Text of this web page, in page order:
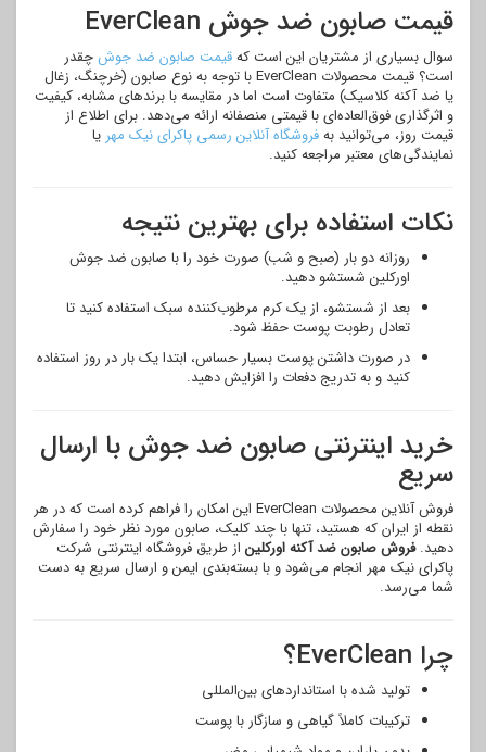
قیمت صابون ضد جوش EverClean
سوال بسیاری از مشتریان این است کهقیمت صابون ضد جوشچقدر
است؟ قیمت محصولات EverClean با توجه به نوع صابون (خرچنگ، زغال
یا ضد آکنه کلاسیک) متفاوت است اما در مقایسه با برندهای مشابه، کیفیت
و اثرگذاری فوق‌العاده‌ای با قیمتی منصفانه ارائه می‌دهد. برای اطلاع از
قیمت روز، می‌توانید بهفروشگاه آنلاین رسمی پاکرای نیک مهر یا
نمایندگی‌های معتبر مراجعه کنید.
نکات استفاده برای بهترین نتیجه
روزانه دو بار (صبح و شب) صورت خود را با صابون ضد جوش
اورکلین شستشو دهید.
بعد از شستشو، از یک کرم مرطوب‌کننده سبک استفاده کنید تا
تعادل رطوبت پوست حفظ شود.
در صورت داشتن پوست بسیار حساس، ابتدا یک بار در روز استفاده
کنید و به تدریج دفعات را افزایش دهید.
خرید اینترنتی صابون ضد جوش با ارسال
سریع
فروش آنلاین محصولات EverClean این امکان را فراهم کرده است که در هر
نقطه از ایران که هستید، تنها با چند کلیک، صابون مورد نظر خود را سفارش
دهید.فروش صابون ضد آکنه اورکلین از طریق فروشگاه اینترنتی شرکت
پاکرای نیک مهر انجام می‌شود و با بسته‌بندی ایمن و ارسال سریع به دست
شما می‌رسد.
چرا EverClean؟
تولید شده با استانداردهای بین‌المللی
ترکیبات کاملاً گیاهی و سازگار با پوست